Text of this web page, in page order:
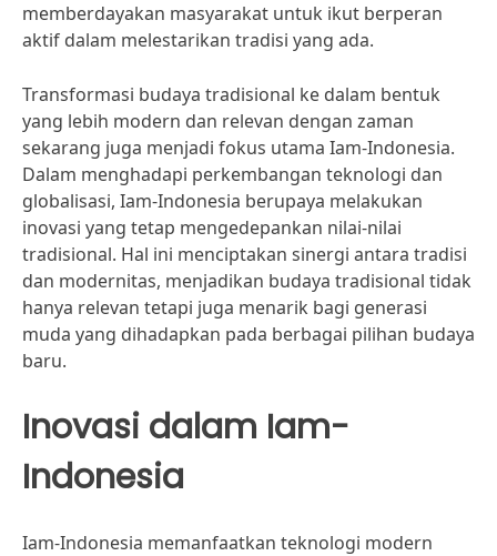
memberdayakan masyarakat untuk ikut berperan
aktif dalam melestarikan tradisi yang ada.
Transformasi budaya tradisional ke dalam bentuk
yang lebih modern dan relevan dengan zaman
sekarang juga menjadi fokus utama Iam-Indonesia.
Dalam menghadapi perkembangan teknologi dan
globalisasi, Iam-Indonesia berupaya melakukan
inovasi yang tetap mengedepankan nilai-nilai
tradisional. Hal ini menciptakan sinergi antara tradisi
dan modernitas, menjadikan budaya tradisional tidak
hanya relevan tetapi juga menarik bagi generasi
muda yang dihadapkan pada berbagai pilihan budaya
baru.
Inovasi dalam Iam-
Indonesia
Iam-Indonesia memanfaatkan teknologi modern